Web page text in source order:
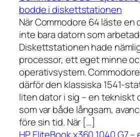
bodde i diskettstationen
När Commodore 64 läste en
inte bara datorn som
Diskettstationen hade
processor, ett eget minne
operativsystem.
därför den klassiska 1541-
liten dator i sig – en tekniskt
som var både långsam,
före sin tid. När […]